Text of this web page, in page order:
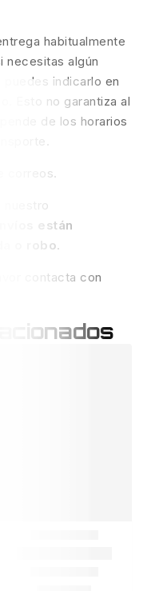
habitualmente
necesitas algún
indicarlo en
Esto no garantiza al
de los horarios
correos.
nuestro
están
o robo.
contacta con